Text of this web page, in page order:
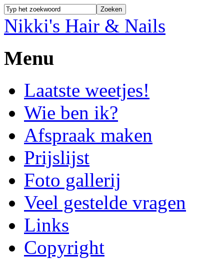
Nikki's Hair & Nails
Menu
Laatste weetjes!
Wie ben ik?
Afspraak maken
Prijslijst
Foto gallerij
Veel gestelde vragen
Links
Copyright